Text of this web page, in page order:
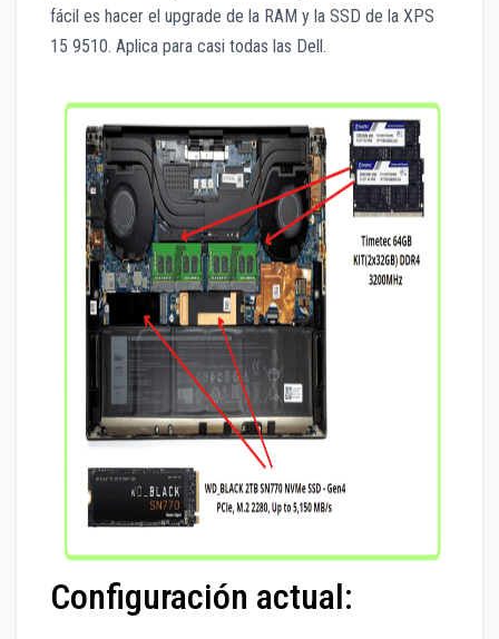
fácil es hacer el upgrade de la RAM y la SSD de la XPS
15 9510. Aplica para casi todas las Dell.
Configuración actual: